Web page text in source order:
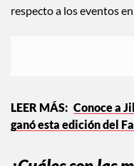
respecto a los eventos
Conoce a
ganó esta edición del